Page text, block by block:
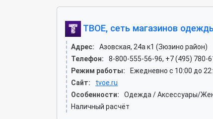
ТВОЕ, сеть магазинов
Адрес:
Азовская, 24а к1 (Зюзино район)
Телефон:
8-800-555-56-96, +7 (495) 780-
Режим работы:
Ежедневно с 10:00 до
Сайт:
tvoe.ru
Особенности:
Одежда / Аксессуары/
Наличный расчёт